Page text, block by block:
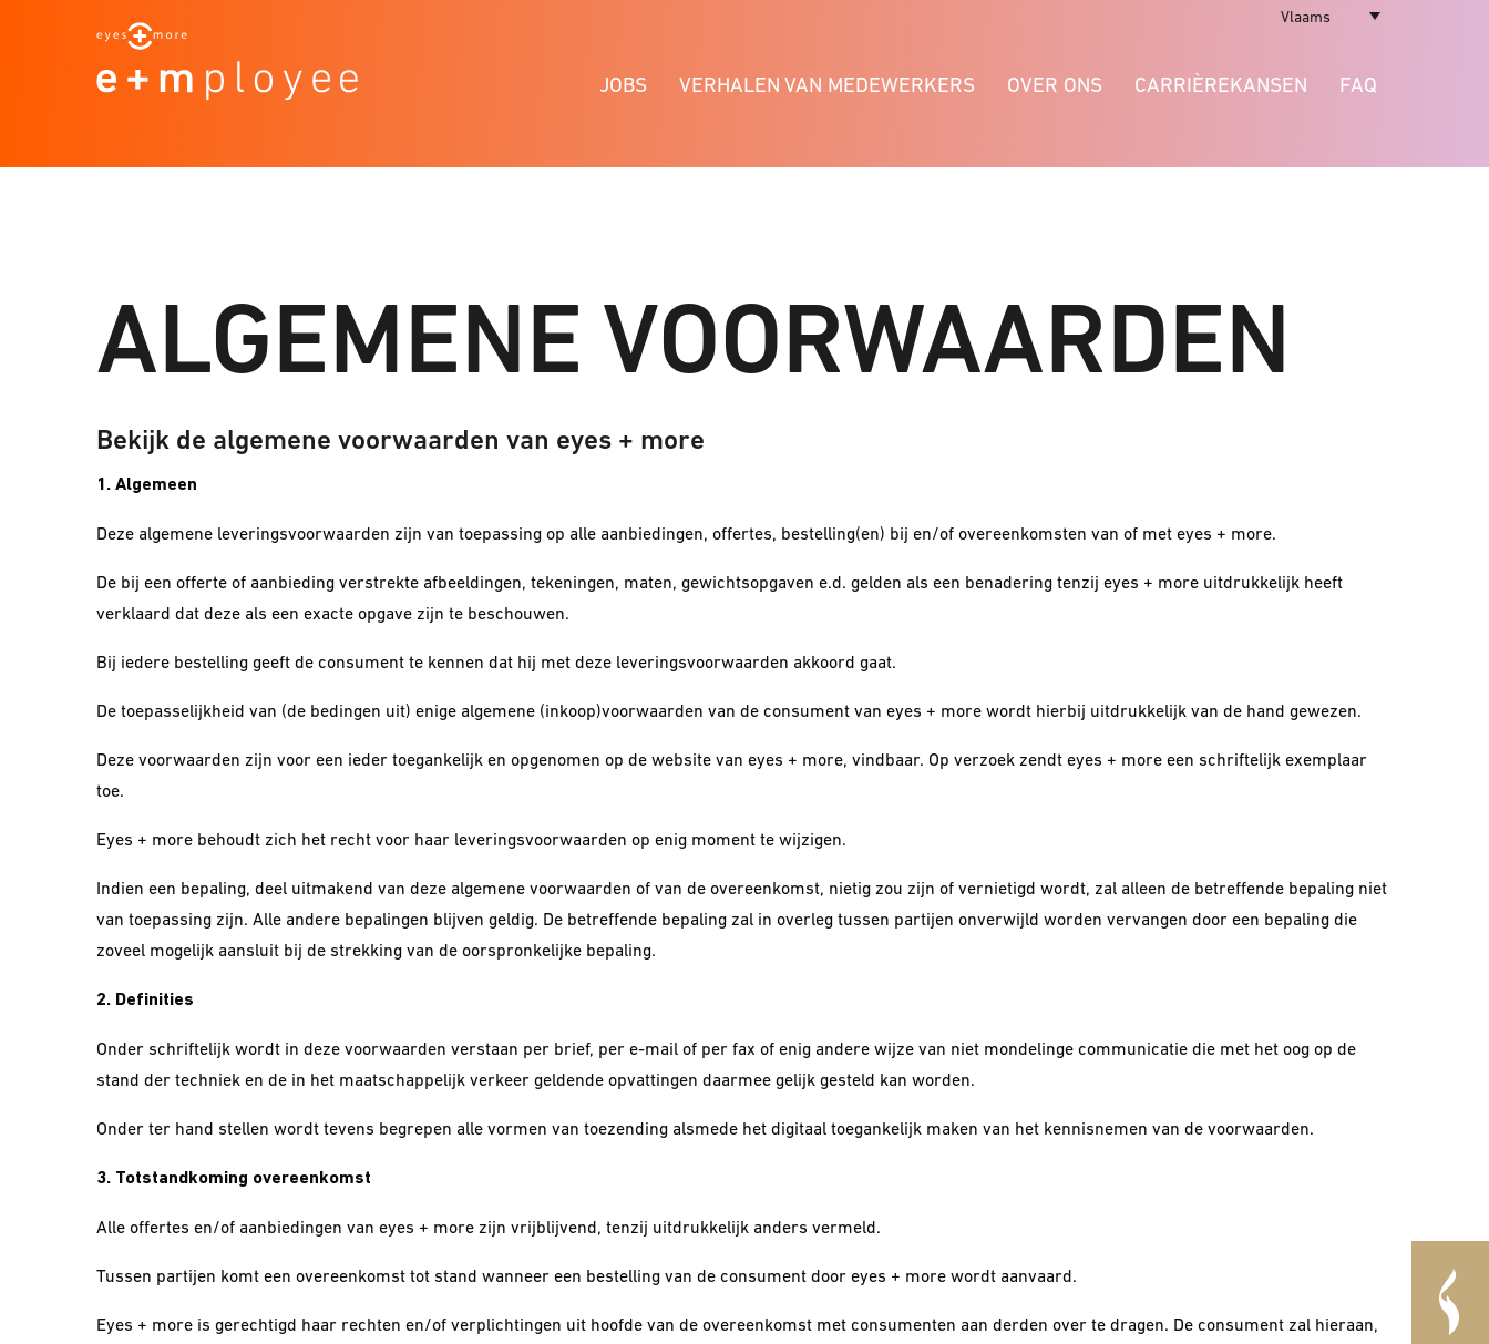
Vlaams
JOBS VERHALEN VAN MEDEWERKERS OVER ONS CARRIÈREKANSEN FAQ
ALGEMENE VOORWAARDEN
Bekijk de algemene voorwaarden van eyes + more
1. Algemeen
Deze algemene leveringsvoorwaarden zijn van toepassing op alle aanbiedingen, offertes, bestelling(en) bij en/of overeenkomsten van of met eyes + more.
De bij een offerte of aanbieding verstrekte afbeeldingen, tekeningen, maten, gewichtsopgaven e.d. gelden als een benadering tenzij eyes + more uitdrukkelijk heeft
verklaard dat deze als een exacte opgave zijn te beschouwen.
Bij iedere bestelling geeft de consument te kennen dat hij met deze leveringsvoorwaarden akkoord gaat.
De toepasselijkheid van (de bedingen uit) enige algemene (inkoop)voorwaarden van de consument van eyes + more wordt hierbij uitdrukkelijk van de hand gewezen.
Deze voorwaarden zijn voor een ieder toegankelijk en opgenomen op de website van eyes + more, vindbaar. Op verzoek zendt eyes + more een schriftelijk exemplaar
toe.
Eyes + more behoudt zich het recht voor haar leveringsvoorwaarden op enig moment te wijzigen.
Indien een bepaling, deel uitmakend van deze algemene voorwaarden of van de overeenkomst, nietig zou zijn of vernietigd wordt, zal alleen de betreffende bepaling niet
van toepassing zijn. Alle andere bepalingen blijven geldig. De betreffende bepaling zal in overleg tussen partijen onverwijld worden vervangen door een bepaling die
zoveel mogelijk aansluit bij de strekking van de oorspronkelijke bepaling.
2. Definities
Onder schriftelijk wordt in deze voorwaarden verstaan per brief, per e-mail of per fax of enig andere wijze van niet mondelinge communicatie die met het oog op de
stand der techniek en de in het maatschappelijk verkeer geldende opvattingen daarmee gelijk gesteld kan worden.
Onder ter hand stellen wordt tevens begrepen alle vormen van toezending alsmede het digitaal toegankelijk maken van het kennisnemen van de voorwaarden.
3. Totstandkoming overeenkomst
Alle offertes en/of aanbiedingen van eyes + more zijn vrijblijvend, tenzij uitdrukkelijk anders vermeld.
Tussen partijen komt een overeenkomst tot stand wanneer een bestelling van de consument door eyes + more wordt aanvaard.
Eyes + more is gerechtigd haar rechten en/of verplichtingen uit hoofde van de overeenkomst met consumenten aan derden over te dragen. De consument zal hieraan,